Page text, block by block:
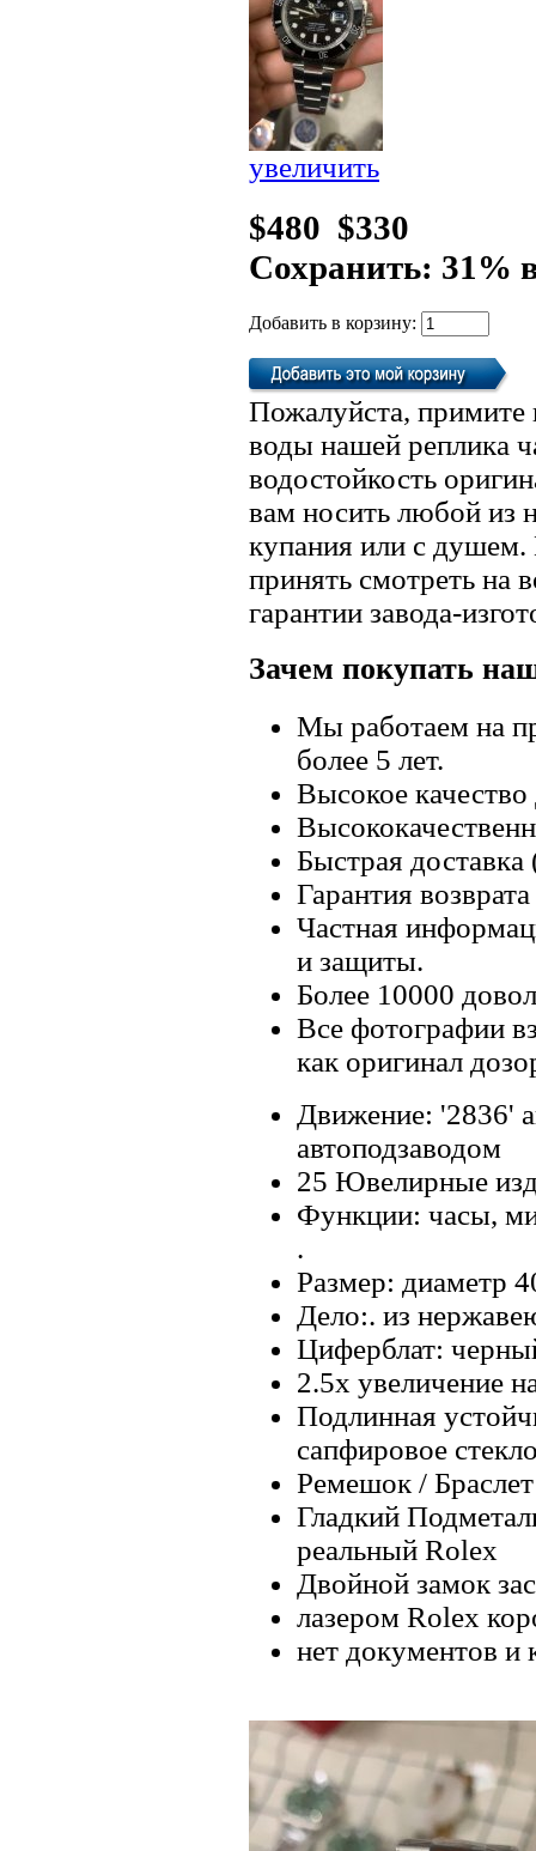
увеличить
$480 $330
Сохранить: 31%
Добавить в корзину:
Пожалуйста, примите
воды нашей реплика
водостойкость
вам носить любой из
купания или с
принять смотреть на
гарантии завода-
Зачем покупать
Мы работаем на
более 5 лет.
Высокое
Быстрая
Гарантия возврата
Частная
и защиты.
Более 10000
Все фотографии
как оригинал
Движение: '2836'
автоподзаводом
25 Ювелирные
Функции: часы,
.
Размер: диаметр
Дело:. из
Циферблат:
2.5x увеличение
Подлинная
сапфировое
Ремешок /
Гладкий
реальный Rolex
Двойной замок
лазером Rolex
нет документов и